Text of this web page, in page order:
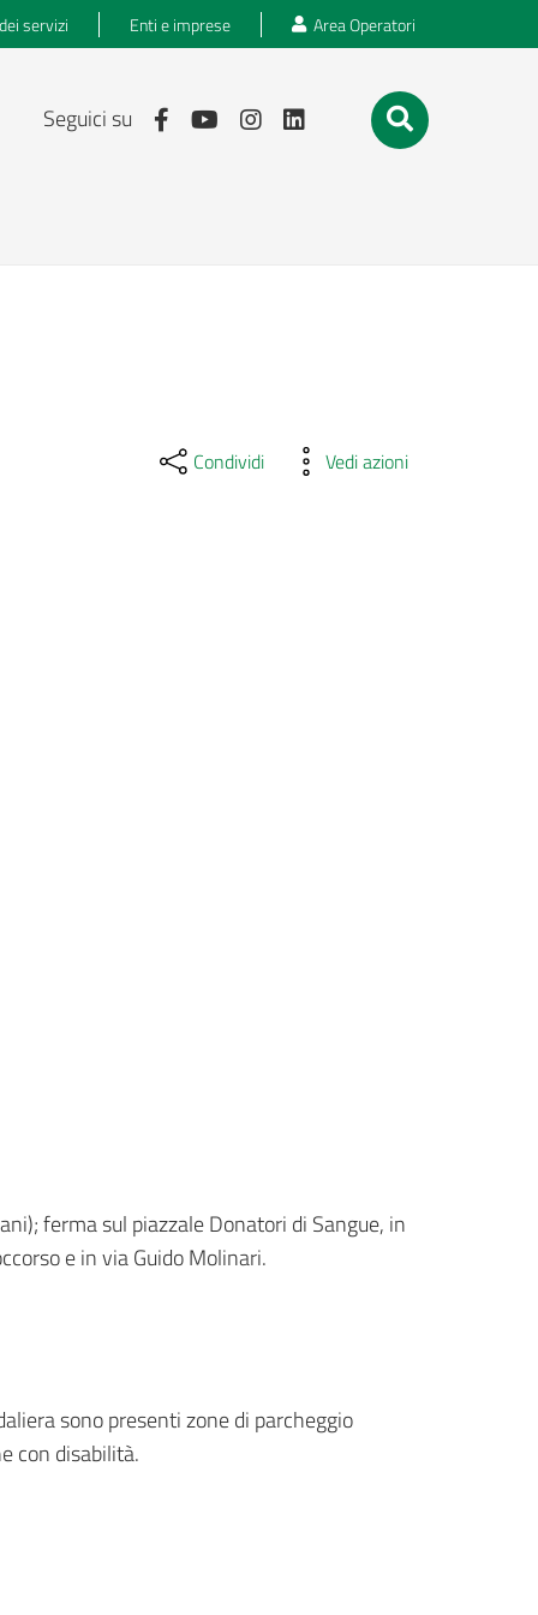
servizi Enti e imprese Area Operatori
Seguici su
Condividi Vedi azioni
ferma sul piazzale Donatori di Sangue, in
e in via Guido Molinari.
sono presenti zone di parcheggio
con disabilità.